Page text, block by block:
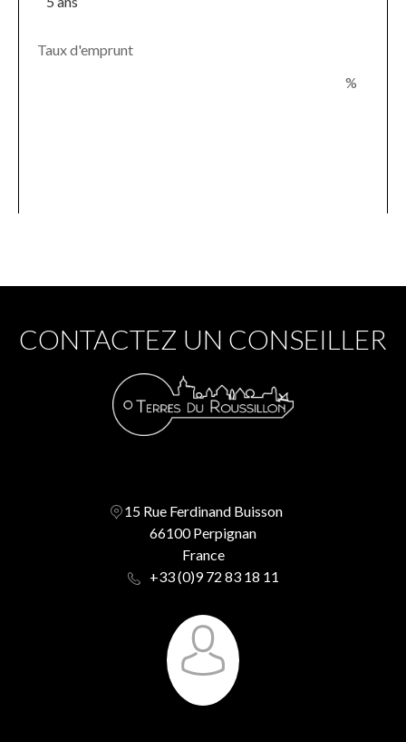
Taux d'emprunt
%
CONTACTEZ UN CONSEILLER
15 Rue Ferdinand Buisson
66100 Perpignan
France
+33 (0)9 72 83 18 11